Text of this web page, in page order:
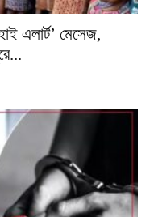
এলার্ট’ মেসেজ,